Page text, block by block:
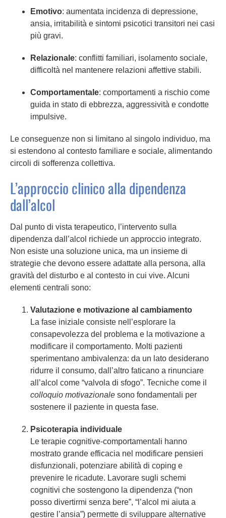
Emotivo: aumentata incidenza di depressione,
ansia, irritabilità e sintomi psicotici transitori nei casi
più gravi.
Relazionale: conflitti familiari, isolamento sociale,
difficoltà nel mantenere relazioni affettive stabili.
Comportamentale: comportamenti a rischio come
guida in stato di ebbrezza, aggressività e condotte
impulsive.
Le conseguenze non si limitano al singolo individuo, ma
si estendono al contesto familiare e sociale, alimentando
circoli di sofferenza collettiva.
L’approccio clinico alla dipendenza
dall’alcol
Dal punto di vista terapeutico, l’intervento sulla
dipendenza dall’alcol richiede un approccio integrato.
Non esiste una soluzione unica, ma un insieme di
strategie che devono essere adattate alla persona, alla
gravità del disturbo e al contesto in cui vive. Alcuni
elementi centrali sono:
Valutazione e motivazione al cambiamento
La fase iniziale consiste nell’esplorare la
consapevolezza del problema e la motivazione a
modificare il comportamento. Molti pazienti
sperimentano ambivalenza: da un lato desiderano
ridurre il consumo, dall’altro faticano a rinunciare
all’alcol come “valvola di sfogo”. Tecniche come il
colloquio motivazionale sono fondamentali per
sostenere il paziente in questa fase.
Psicoterapia individuale
Le terapie cognitive-comportamentali hanno
mostrato grande efficacia nel modificare pensieri
disfunzionali, potenziare abilità di coping e
prevenire le ricadute. Lavorare sugli schemi
cognitivi che sostengono la dipendenza (“non
posso divertirmi senza bere”, “l’alcol mi aiuta a
gestire l’ansia”) permette di sviluppare alternative